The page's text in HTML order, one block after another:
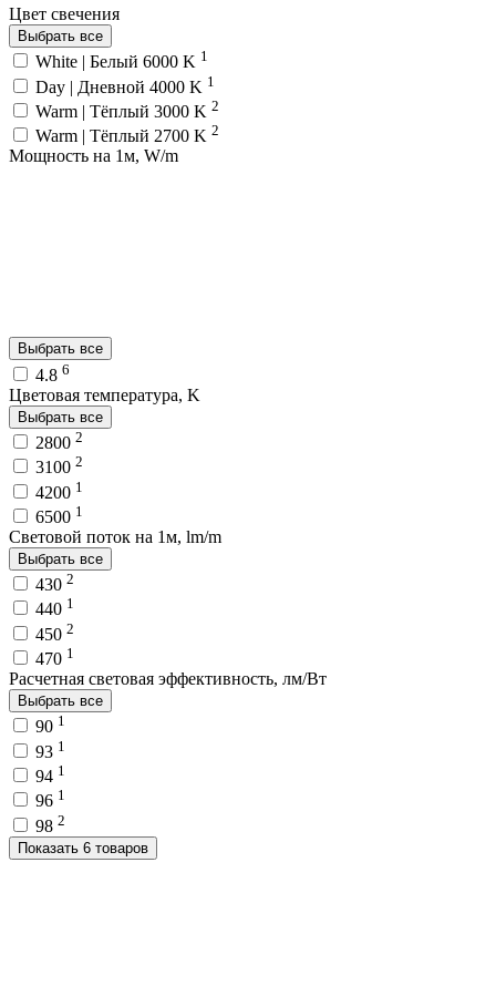
Цвет свечения
Выбрать все
White | Белый 6000 K 1
Day | Дневной 4000 K 1
Warm | Тёплый 3000 K 2
Warm | Тёплый 2700 K 2
Мощность на 1м, W/m
Выбрать все
4.8 6
Цветовая температура, K
Выбрать все
2800 2
3100 2
4200 1
6500 1
Световой поток на 1м, lm/m
Выбрать все
430 2
440 1
450 2
470 1
Расчетная световая эффективность, лм/Вт
Выбрать все
90 1
93 1
94 1
96 1
98 2
Показать 6 товаров